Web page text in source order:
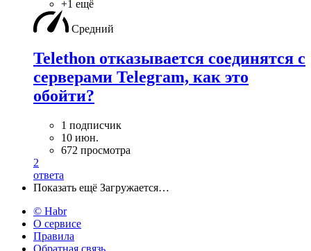
+1 ещё
Средний
Telethon отказывается соединятся с
серверами Telegram, как это
обойти?
1 подписчик
10 июн.
672 просмотра
2
ответа
Показать ещё Загружается…
© Habr
О сервисе
Правила